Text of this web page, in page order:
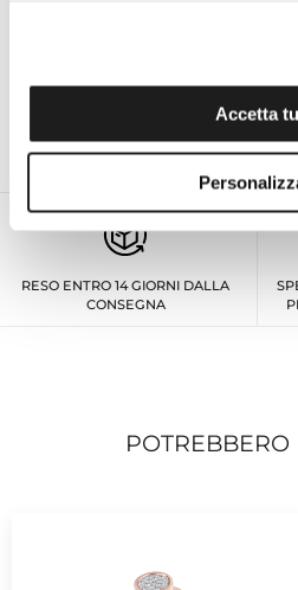
Accetta
ESPERTO PERSONALE ON
RESO ENTRO 14 GIORNI DALLA
CONSEGNA
POTREBBERO